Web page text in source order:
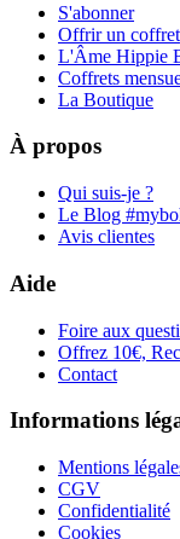
S'abonner
Offrir un coffret
L'Âme Hippie
Coffrets
La Boutique
À propos
Qui suis-je ?
Le Blog
Avis clientes
Aide
Foire aux
Offrez 10€,
Contact
Informations
Mentions
CGV
Confidentialité
Cookies